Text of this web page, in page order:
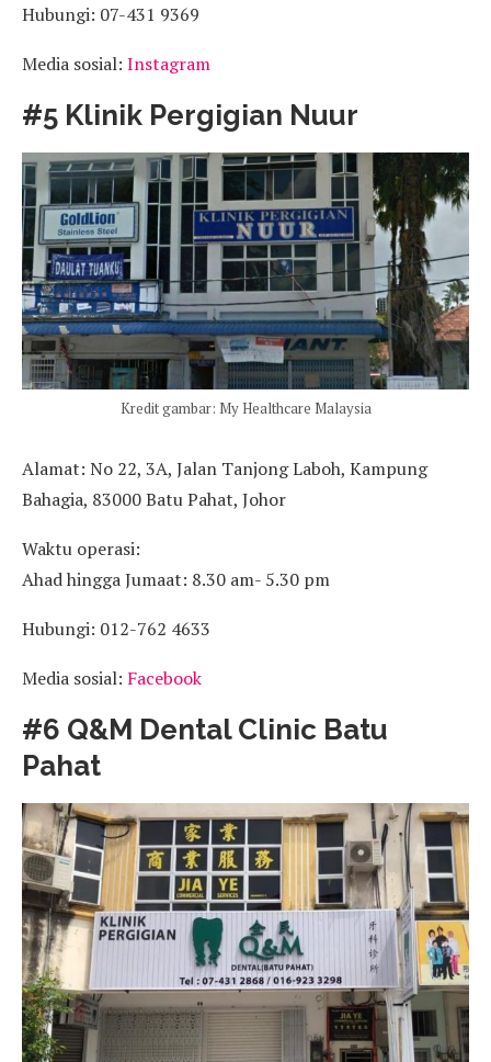
Hubungi: 07-431 9369
Media sosial: Instagram
#5 Klinik Pergigian Nuur
Kredit gambar: My Healthcare Malaysia
Alamat: No 22, 3A, Jalan Tanjong Laboh, Kampung
Bahagia, 83000 Batu Pahat, Johor
Waktu operasi:
Ahad hingga Jumaat: 8.30 am- 5.30 pm
Hubungi: 012-762 4633
Media sosial: Facebook
#6 Q&M Dental Clinic Batu
Pahat